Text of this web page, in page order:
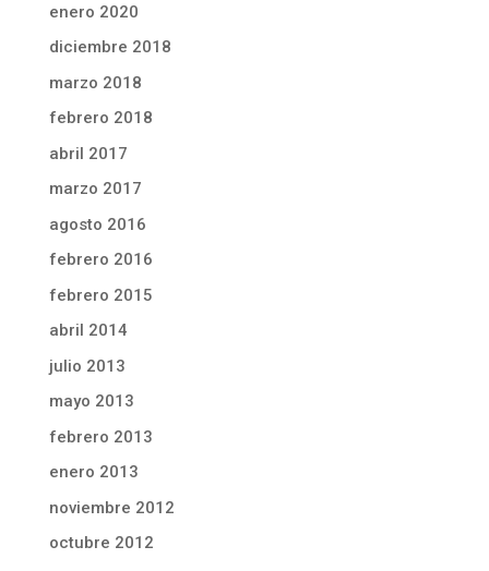
enero 2020
diciembre 2018
marzo 2018
febrero 2018
abril 2017
marzo 2017
agosto 2016
febrero 2016
febrero 2015
abril 2014
julio 2013
mayo 2013
febrero 2013
enero 2013
noviembre 2012
octubre 2012